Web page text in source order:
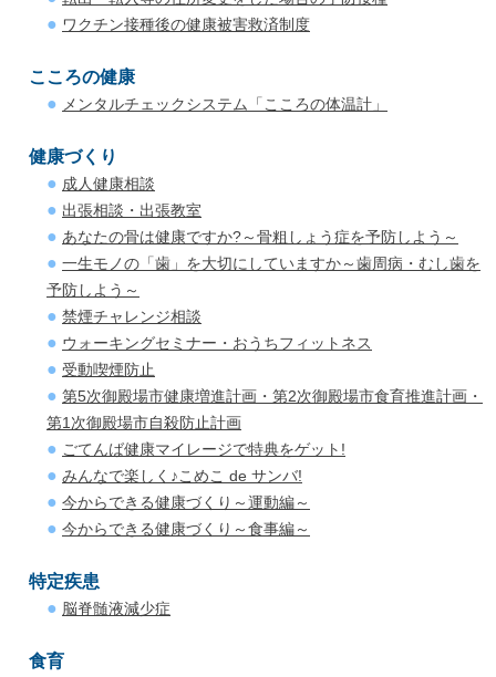
ワクチン接種後の健康被害救済制度
こころの健康
メンタルチェックシステム「こころの体温計」
健康づくり
成人健康相談
出張相談・出張教室
あなたの骨は健康ですか?～骨粗しょう症を予防しよう～
一生モノの「歯」を大切にしていますか～歯周病・むし歯を
予防しよう～
禁煙チャレンジ相談
ウォーキングセミナー・おうちフィットネス
受動喫煙防止
第5次御殿場市健康増進計画・第2次御殿場市食育推進計画・
第1次御殿場市自殺防止計画
ごてんば健康マイレージで特典をゲット!
みんなで楽しく♪こめこ de サンバ!
今からできる健康づくり～運動編～
今からできる健康づくり～食事編～
特定疾患
脳脊髄液減少症
食育